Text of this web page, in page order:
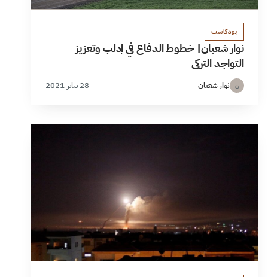
بودكاست
نوار شعبان| خطوط الدفاع في إدلب وتعزيز
التواجد التركي
ن نوار شعبان 28 يناير 2021